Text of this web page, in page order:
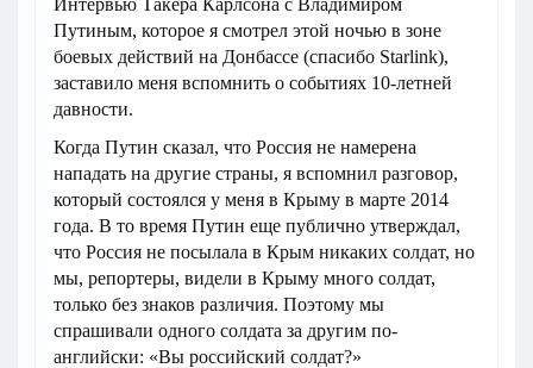
Интервью Такера Карлсона с Владимиром
Путиным, которое я смотрел этой ночью в зоне
боевых действий на Донбассе (спасибо Starlink),
заставило меня вспомнить о событиях 10-летней
давности.
Когда Путин сказал, что Россия не намерена
нападать на другие страны, я вспомнил разговор,
который состоялся у меня в Крыму в марте 2014
года. В то время Путин еще публично утверждал,
что Россия не посылала в Крым никаких солдат, но
мы, репортеры, видели в Крыму много солдат,
только без знаков различия. Поэтому мы
спрашивали одного солдата за другим по-
английски: «Вы российский солдат?»